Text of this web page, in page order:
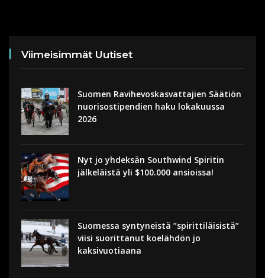
Viimeisimmät Uutiset
Suomen Ravihevoskasvattajien Säätiön
nuorisostipendien haku lokakuussa
2026
Nyt jo yhdeksän Southwind Spiritin
jälkeläistä yli $100.000 ansioissa!
Suomessa syntyneistä ”spirittiläisistä”
viisi suorittanut koelähdön jo
kaksivuotiaana